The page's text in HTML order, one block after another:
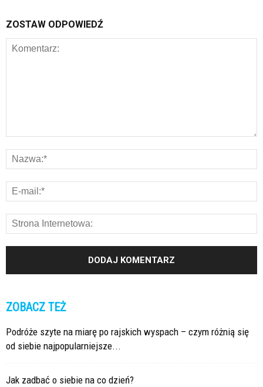
ZOSTAW ODPOWIEDŹ
ZOBACZ TEŻ
Podróże szyte na miarę po rajskich wyspach – czym różnią się
od siebie najpopularniejsze...
Jak zadbać o siebie na co dzień?